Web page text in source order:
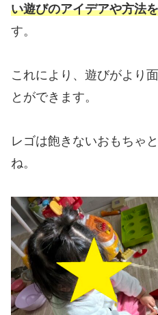
い遊びのアイデアや方法
す。
これにより、遊びがより
とができます。
レゴは飽きないおもちゃ
ね。